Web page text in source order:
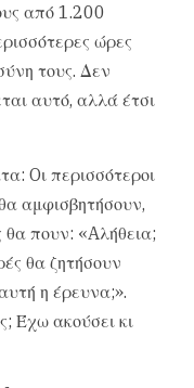
από 1.200
ώρες
τους. Δεν
αυτό, αλλά έτσι
Oι περισσότεροι
αμφισβητήσουν,
θα πουν: «Aλήθεια;
θα ζητήσουν
η έρευνα;».
Έχω ακούσει κι